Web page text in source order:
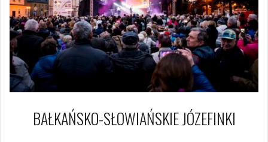
BAŁKAŃSKO-SŁOWIAŃSKIE JÓZEFINKI